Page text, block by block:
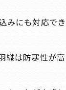
にも対応で
織は防寒性が